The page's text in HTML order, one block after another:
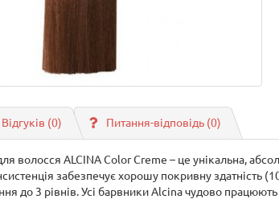
Відгуків (0) Питання-відповідь (0)
волосся ALCINA Color Creme – це унікальна,
забезпечує хорошу покривну здатність
до 3 рівнів. Усі барвники Alcina чудово